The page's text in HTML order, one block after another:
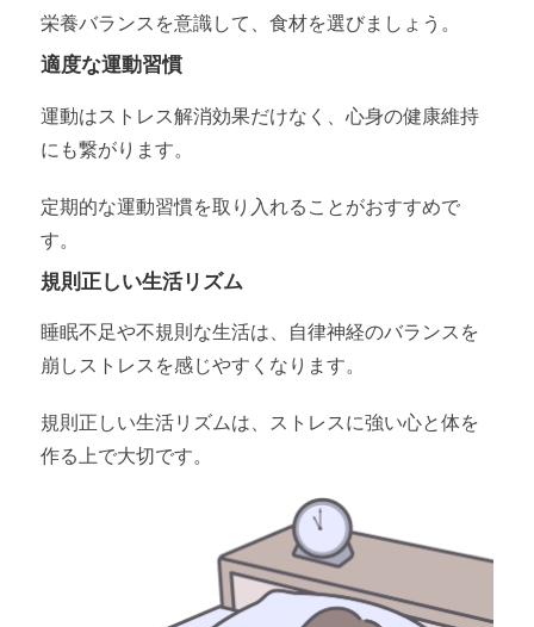
栄養バランスを意識して、食材を選びましょう。
適度な運動習慣
運動はストレス解消効果だけなく、心身の健康維持
にも繋がります。
定期的な運動習慣を取り入れることがおすすめで
す。
規則正しい生活リズム
睡眠不足や不規則な生活は、自律神経のバランスを
崩しストレスを感じやすくなります。
規則正しい生活リズムは、ストレスに強い心と体を
作る上で大切です。